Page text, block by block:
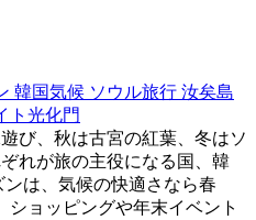
韓国気候 ソウル旅行 汝矣島
ト光化門
び、秋は古宮の紅葉、冬はソ
れが旅の主役になる国、韓
は、気候の快適さなら春
ショッピングや年末イベント